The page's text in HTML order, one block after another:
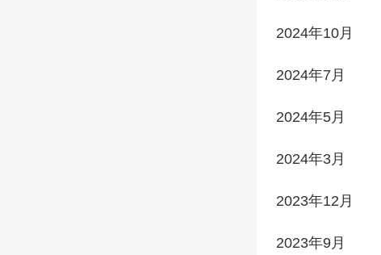
2024年10月
2024年7月
2024年5月
2024年3月
2023年12月
2023年9月